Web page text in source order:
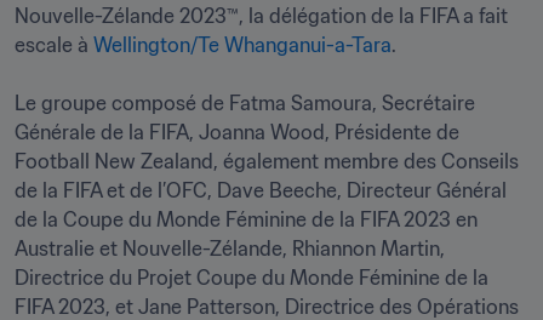
Nouvelle-Zélande 2023™, la délégation de la FIFA a fait
escale à Wellington/Te Whanganui-a-Tara.
Le groupe composé de Fatma Samoura, Secrétaire
Générale de la FIFA, Joanna Wood, Présidente de
Football New Zealand, également membre des Conseils
de la FIFA et de l’OFC, Dave Beeche, Directeur Général
de la Coupe du Monde Féminine de la FIFA 2023 en
Australie et Nouvelle-Zélande, Rhiannon Martin,
Directrice du Projet Coupe du Monde Féminine de la
FIFA 2023, et Jane Patterson, Directrice des Opérations